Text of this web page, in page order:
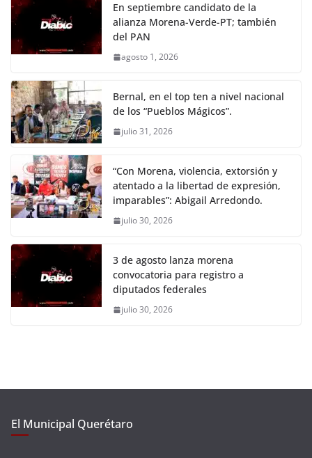
En septiembre candidato de la
alianza Morena-Verde-PT; también
del PAN
agosto 1, 2026
Bernal, en el top ten a nivel nacional
de los “Pueblos Mágicos”.
julio 31, 2026
“Con Morena, violencia, extorsión y
atentado a la libertad de expresión,
imparables”: Abigail Arredondo.
julio 30, 2026
3 de agosto lanza morena
convocatoria para registro a
diputados federales
julio 30, 2026
El Municipal Querétaro